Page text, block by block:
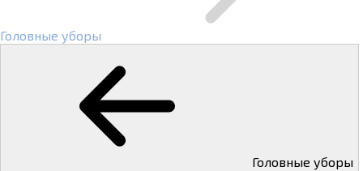
Головные уборы
Головные уборы